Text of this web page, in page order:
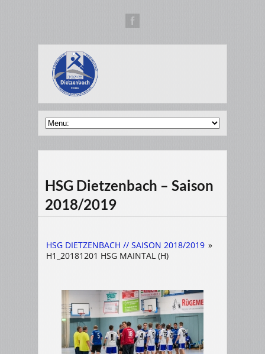
HSG Dietzenbach – Saison
2018/2019
HSG DIETZENBACH // SAISON 2018/2019 »
H1_20181201 HSG MAINTAL (H)